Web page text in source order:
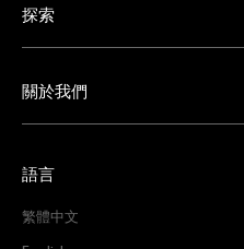
探索
關於我們
語言
繁體中文